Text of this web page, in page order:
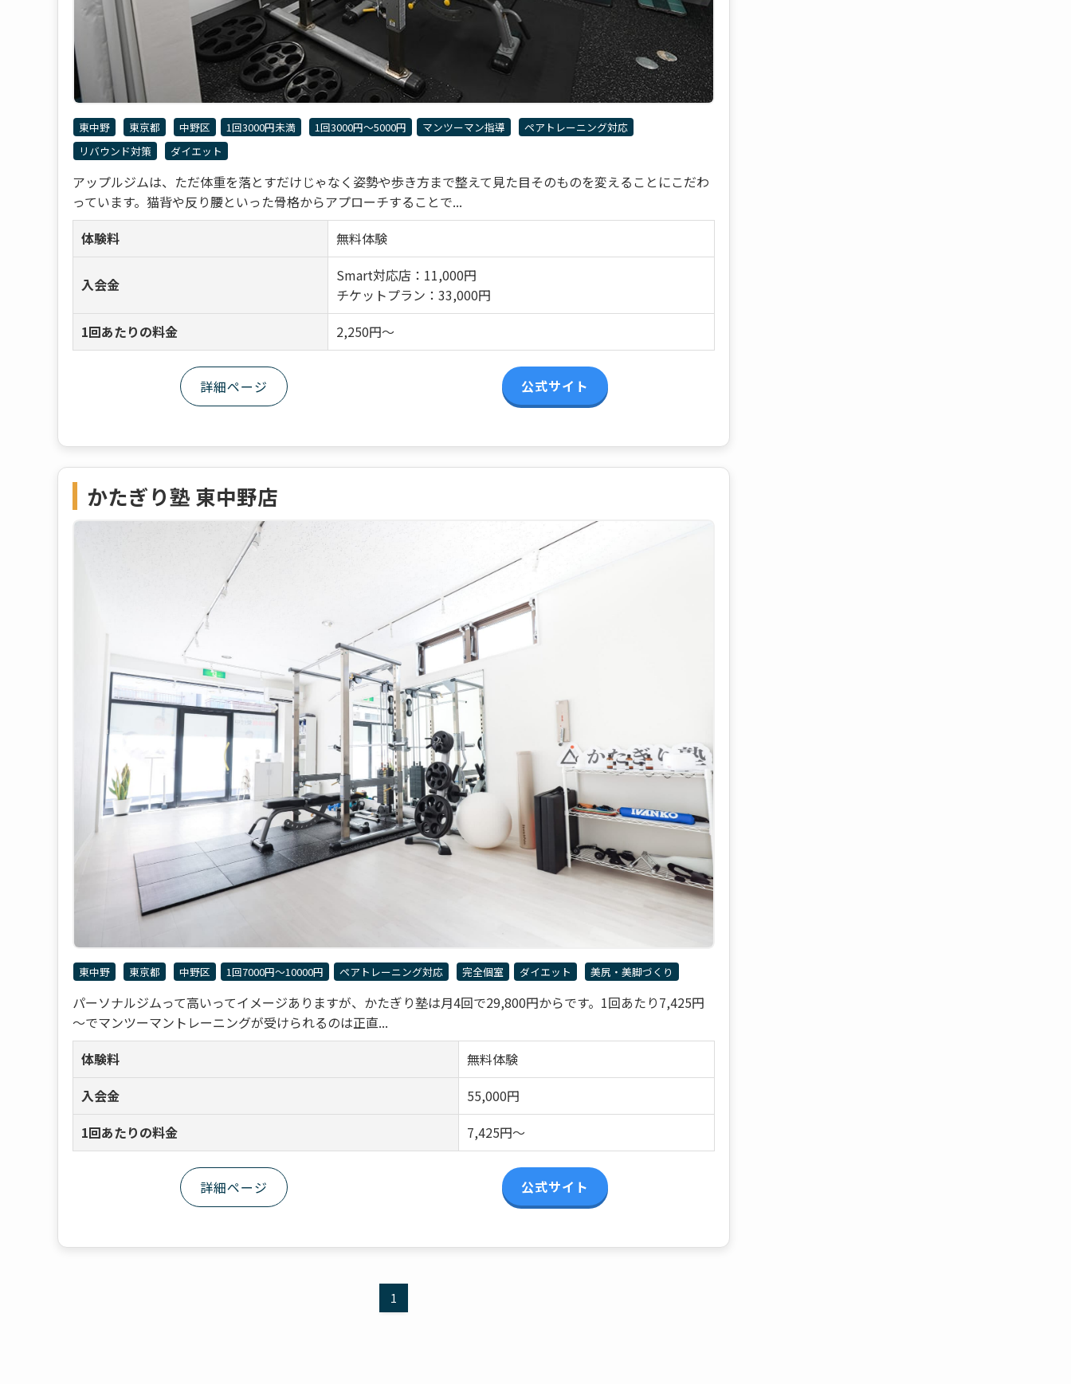
東中野 東京都 中野区 1回3000円未満 1回3000円〜5000円 マンツーマン指導
ペアトレーニング対応
リバウンド対策
ダイエット
アップルジムは、ただ体重を落とすだけじゃなく姿勢や歩き方まで整えて見た目そのものを変えることにこだわ
っています。猫背や反り腰といった骨格からアプローチすることで...
体験料
無料体験
入会金
Smart対応店：11,000円
チケットプラン：33,000円
1回あたりの料金
2,250円～
詳細ページ 公式サイト
かたぎり塾 東中野店
東中野 東京都 中野区 1回7000円〜10000円 ペアトレーニング対応 完全個室 ダイエット 美尻・美脚づくり
パーソナルジムって高いってイメージありますが、かたぎり塾は月4回で29,800円からです。1回あたり7,425円
～でマンツーマントレーニングが受けられるのは正直...
体験料
無料体験
入会金
55,000円
1回あたりの料金
7,425円～
詳細ページ 公式サイト
1